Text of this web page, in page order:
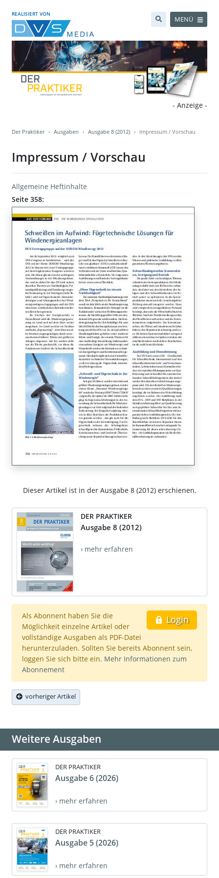
REALISIERT VON
MENÜ
- Anzeige -
Der Praktiker Ausgaben Ausgabe 8 (2012) Impressum / Vorschau
Impressum / Vorschau
Allgemeine Heftinhalte
Seite 358:
Dieser Artikel ist in der Ausgabe 8 (2012) erschienen.
DER PRAKTIKER
Ausgabe 8 (2012)
› mehr erfahren
Login
Als Abonnent haben Sie die
Möglichkeit einzelne Artikel oder
vollständige Ausgaben als PDF-Datei
herunterzuladen. Sollten Sie bereits Abonnent sein,
loggen Sie sich bitte ein. Mehr Informationen zum
Abonnement
vorheriger Artikel
Weitere Ausgaben
DER PRAKTIKER
Ausgabe 6 (2026)
› mehr erfahren
DER PRAKTIKER
Ausgabe 5 (2026)
› mehr erfahren